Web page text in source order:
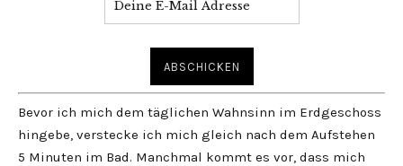
Bevor ich mich dem täglichen Wahnsinn im Erdgeschoss
hingebe, verstecke ich mich gleich nach dem Aufstehen
5 Minuten im Bad. Manchmal kommt es vor, dass mich